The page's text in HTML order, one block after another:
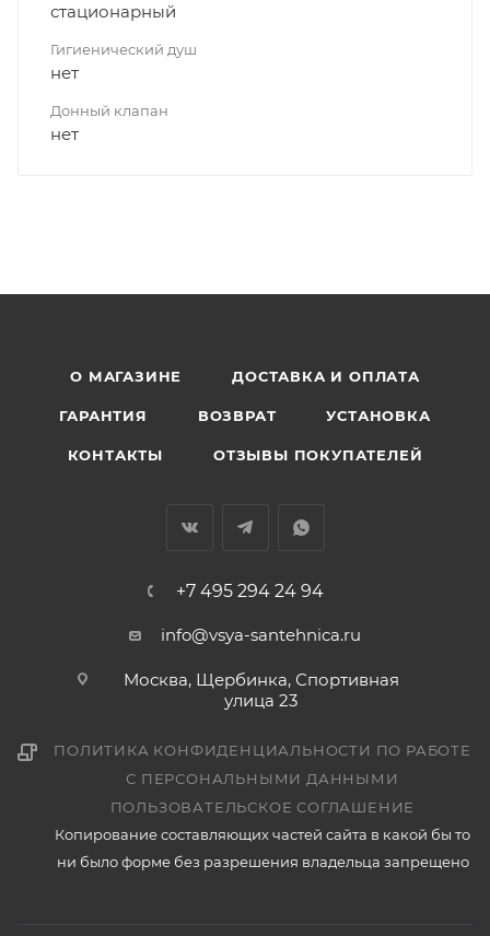
стационарный
Гигиенический душ
нет
Донный клапан
нет
О МАГАЗИНЕ ДОСТАВКА И ОПЛАТА
ГАРАНТИЯ ВОЗВРАТ УСТАНОВКА
КОНТАКТЫ ОТЗЫВЫ ПОКУПАТЕЛЕЙ
+7 495 294 24 94
info@vsya-santehnica.ru
Москва, Щербинка, Спортивная
улица 23
ПОЛИТИКА КОНФИДЕНЦИАЛЬНОСТИ ПО РАБОТЕ
С ПЕРСОНАЛЬНЫМИ ДАННЫМИ
ПОЛЬЗОВАТЕЛЬСКОЕ СОГЛАШЕНИЕ
Копирование составляющих частей сайта в какой бы то
ни было форме без разрешения владельца запрещено